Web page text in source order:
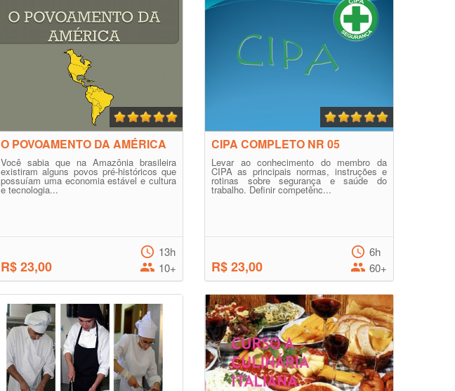
O POVOAMENTO DA AMÉRICA
Você sabia que na Amazônia brasileira
existiram alguns povos pré-históricos que
possuíam uma economia estável e cultura
e tecnologia...
R$ 23,00
13h
10+
CIPA COMPLETO NR 05
Levar ao conhecimento do membro da
CIPA as principais normas, instruções e
rotinas sobre segurança e saúde do
trabalho. Definir competênc...
R$ 23,00
6h
60+